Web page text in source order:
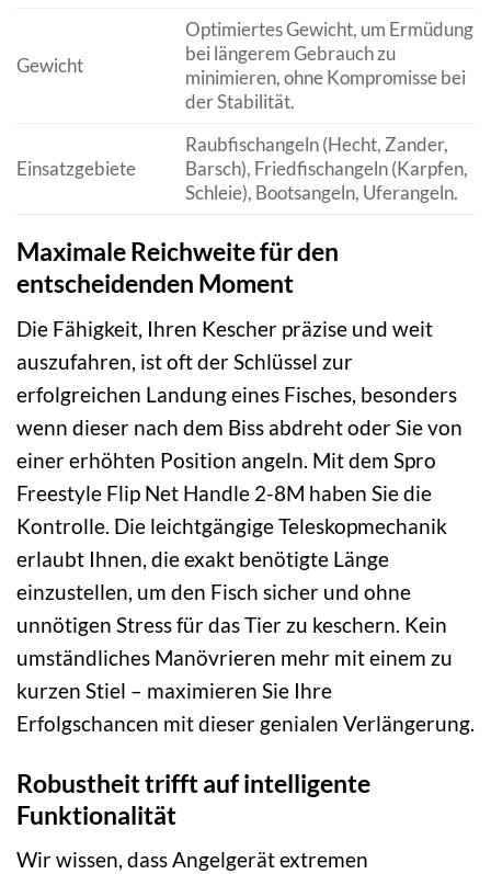
Gewicht
Optimiertes Gewicht, um Ermüdung
bei längerem Gebrauch zu
minimieren, ohne Kompromisse bei
der Stabilität.
Einsatzgebiete
Raubfischangeln (Hecht, Zander,
Barsch), Friedfischangeln (Karpfen,
Schleie), Bootsangeln, Uferangeln.
Maximale Reichweite für den
entscheidenden Moment
Die Fähigkeit, Ihren Kescher präzise und weit
auszufahren, ist oft der Schlüssel zur
erfolgreichen Landung eines Fisches, besonders
wenn dieser nach dem Biss abdreht oder Sie von
einer erhöhten Position angeln. Mit dem Spro
Freestyle Flip Net Handle 2-8M haben Sie die
Kontrolle. Die leichtgängige Teleskopmechanik
erlaubt Ihnen, die exakt benötigte Länge
einzustellen, um den Fisch sicher und ohne
unnötigen Stress für das Tier zu keschern. Kein
umständliches Manövrieren mehr mit einem zu
kurzen Stiel – maximieren Sie Ihre
Erfolgschancen mit dieser genialen Verlängerung.
Robustheit trifft auf intelligente
Funktionalität
Wir wissen, dass Angelgerät extremen